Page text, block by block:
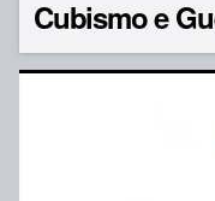
Cubismo e